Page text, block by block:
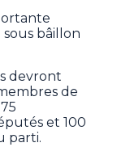
bâillon
devront
de
et 100
parti.